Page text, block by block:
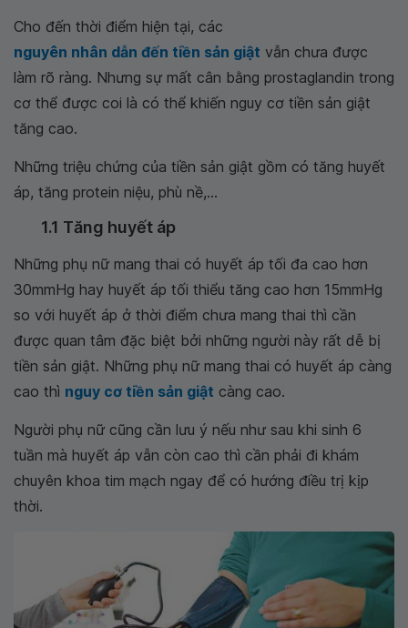
Cho đến thời điểm hiện tại, các
nguyên nhân dẫn đến tiền sản giật vẫn chưa được
làm rõ ràng. Nhưng sự mất cân bằng prostaglandin trong
cơ thể được coi là có thể khiến nguy cơ tiền sản giật
tăng cao.
Những triệu chứng của tiền sản giật gồm có tăng huyết
áp, tăng protein niệu, phù nề,...
1.1 Tăng huyết áp
Những phụ nữ mang thai có huyết áp tối đa cao hơn
30mmHg hay huyết áp tối thiểu tăng cao hơn 15mmHg
so với huyết áp ở thời điểm chưa mang thai thì cần
được quan tâm đặc biệt bởi những người này rất dễ bị
tiền sản giật. Những phụ nữ mang thai có huyết áp càng
cao thì nguy cơ tiền sản giật càng cao.
Người phụ nữ cũng cần lưu ý nếu như sau khi sinh 6
tuần mà huyết áp vẫn còn cao thì cần phải đi khám
chuyên khoa tim mạch ngay để có hướng điều trị kịp
thời.